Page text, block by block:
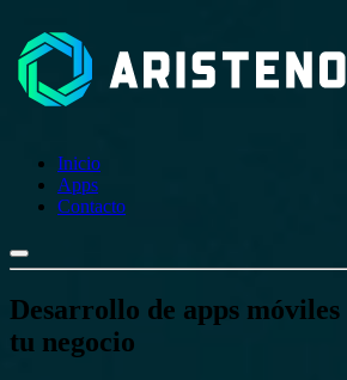
Inicio
Apps
Contacto
Desarrollo de apps móviles
tu negocio